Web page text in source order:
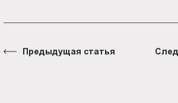
Предыдущая статья